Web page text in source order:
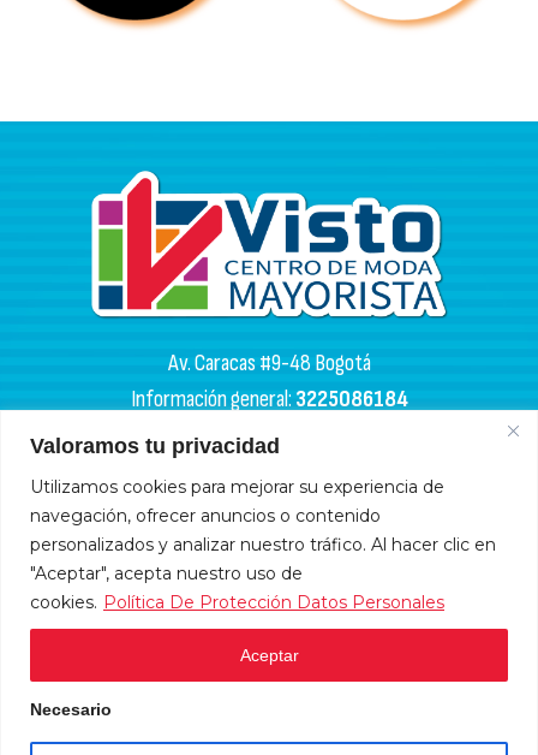
Valoramos tu privacidad
Utilizamos cookies para mejorar su experiencia de
navegación, ofrecer anuncios o contenido
personalizados y analizar nuestro tráfico. Al hacer clic en
"Aceptar", acepta nuestro uso de
cookies. Política De Protección Datos Personales
Aceptar
Necesario
Av. Caracas #9-48 Bogotá
Información general:3225086184
PQR:3102133050
HORARIOS DE APERTURA
Miércoles y sábados: 4:00 a. m. - 6:00 p. m.
Lunes, martes, jueves y viernes: 9:00 a. m. - 6:00 p. m.
Domingos y festivos: 10:00 a. m. - 5:00 p .m.
HORARIOS DE ADMINISTRACIÓN